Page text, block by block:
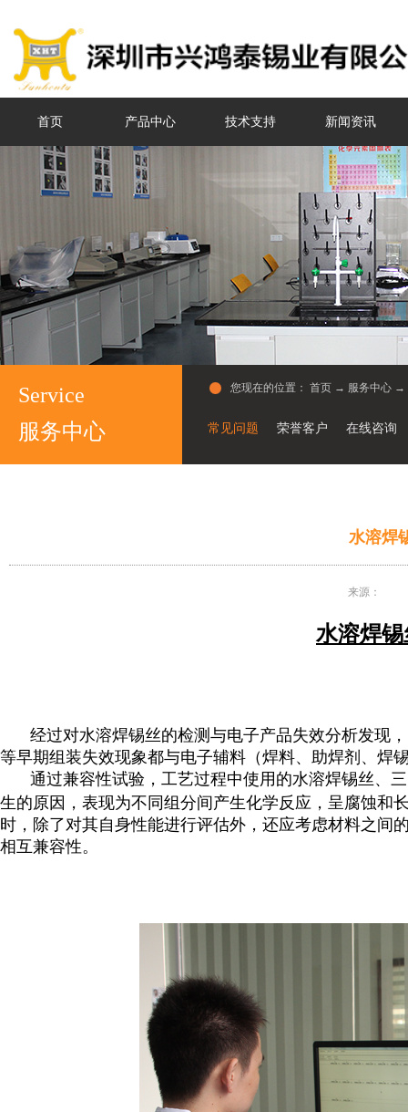
首页 产品中心 技术支持 新闻资讯
服务中心
Service
常见问题 荣誉客户 在线咨询
您现在的位置： 首页 → 服务中心 →
水溶焊
来源：
水溶焊锡
经过对水溶焊锡丝的检测与电子产品失效分析发现
等早期组装失效现象都与电子辅料（焊料、助焊剂、焊
通过兼容性试验，工艺过程中使用的水溶焊锡丝、
生的原因，表现为不同组分间产生化学反应，呈腐蚀和
时，除了对其自身性能进行评估外，还应考虑材料之间
相互兼容性。